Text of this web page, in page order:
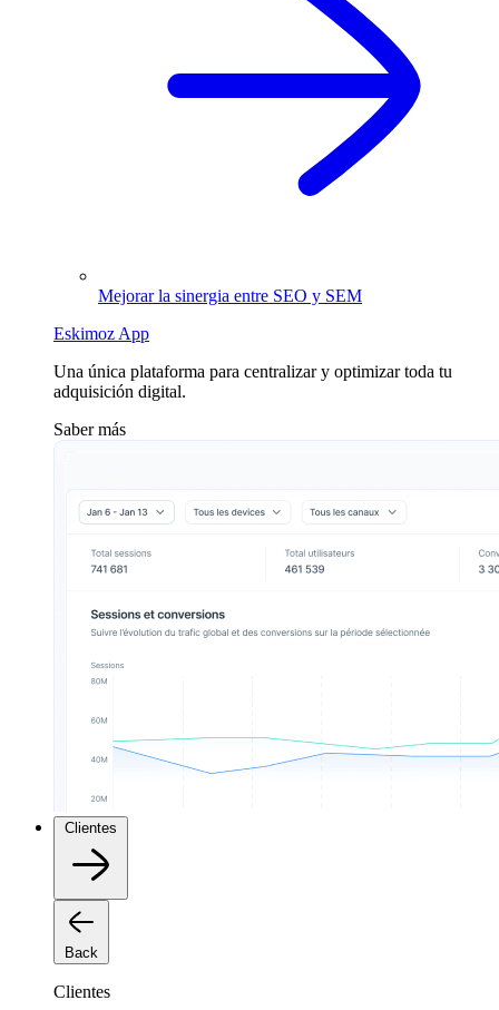
Mejorar la sinergia entre SEO y SEM
Eskimoz App
Una única plataforma para centralizar y optimizar toda tu
adquisición digital.
Saber más
Clientes
Back
Clientes